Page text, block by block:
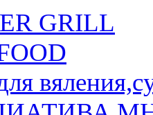
GRILL